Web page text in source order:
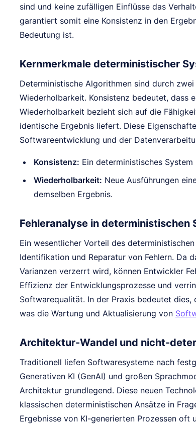
sind und keine zufälligen Einflüsse das
garantiert somit eine Konsistenz in den
Bedeutung ist.
Kernmerkmale deterministischer
Deterministische Algorithmen sind durch
Wiederholbarkeit. Konsistenz bedeutet, dass
Wiederholbarkeit bezieht sich auf die
identische Ergebnis liefert. Diese
Softwareentwicklung und der
Konsistenz: Ein deterministisches
Wiederholbarkeit: Neue Ausführungen
demselben Ergebnis.
Fehleranalyse in deterministischen
Ein wesentlicher Vorteil des
Identifikation und Reparatur von Fehlern. Da
Varianzen verzerrt wird, können Entwickler
Effizienz der Entwicklungsprozesse und
Softwarequalität. In der Praxis bedeutet
was die Wartung und Aktualisierung von
Architektur-Wandel und nicht-
Traditionell liefen Softwaresysteme nach
Generativen KI (GenAI) und großen
Architektur grundlegend. Diese neuen
klassischen deterministischen Ansätze in
Ergebnisse von KI-generierten Prozessen oft